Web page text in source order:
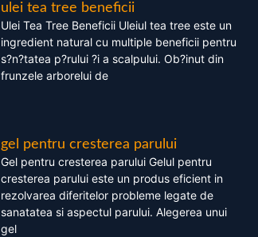
ulei tea tree beneficii
Ulei Tea Tree Beneficii Uleiul tea tree este un
ingredient natural cu multiple beneficii pentru
s?n?tatea p?rului ?i a scalpului. Ob?inut din
frunzele arborelui de
gel pentru cresterea parului
Gel pentru cresterea parului Gelul pentru
cresterea parului este un produs eficient in
rezolvarea diferitelor probleme legate de
sanatatea si aspectul parului. Alegerea unui
gel